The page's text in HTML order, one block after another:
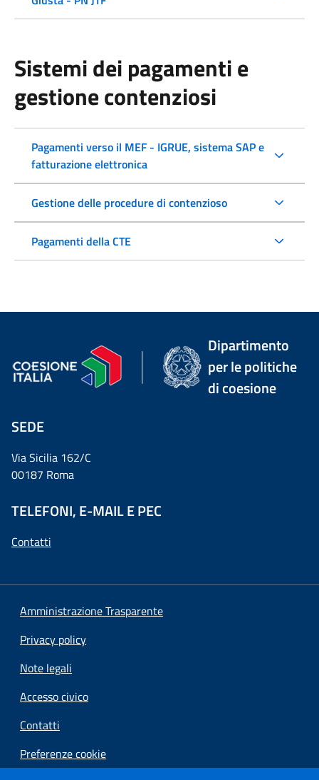
Sistemi dei pagamenti e
gestione contenziosi
Pagamenti verso il MEF - IGRUE, sistema SAP e
fatturazione elettronica
Gestione delle procedure di contenzioso
Pagamenti della CTE
Dipartimento
per le politiche
di coesione
SEDE
Via Sicilia 162/C
00187 Roma
TELEFONI, E-MAIL E PEC
Contatti
Amministrazione Trasparente
Privacy policy
Note legali
Accesso civico
Contatti
Preferenze cookie